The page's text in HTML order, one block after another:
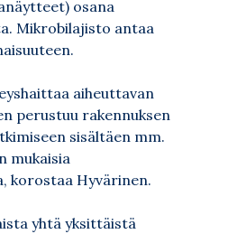
osana
Mikrobilajisto antaa
aiheuttavan
perustuu rakennuksen
sisältäen mm.
mukaisia
korostaa Hyvärinen.
yhtä yksittäistä